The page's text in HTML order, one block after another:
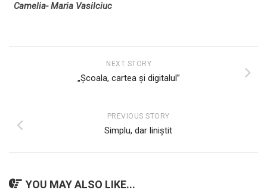
Camelia- Maria Vasilciuc
NEXT STORY
„Școala, cartea și digitalul”
PREVIOUS STORY
Simplu, dar liniștit
YOU MAY ALSO LIKE...